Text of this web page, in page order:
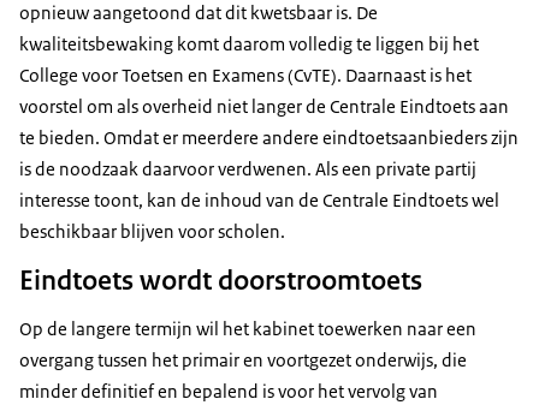
opnieuw aangetoond dat dit kwetsbaar is. De
kwaliteitsbewaking komt daarom volledig te liggen bij het
College voor Toetsen en Examens (CvTE). Daarnaast is het
voorstel om als overheid niet langer de Centrale Eindtoets aan
te bieden. Omdat er meerdere andere eindtoetsaanbieders zijn
is de noodzaak daarvoor verdwenen. Als een private partij
interesse toont, kan de inhoud van de Centrale Eindtoets wel
beschikbaar blijven voor scholen.
Eindtoets wordt doorstroomtoets
Op de langere termijn wil het kabinet toewerken naar een
overgang tussen het primair en voortgezet onderwijs, die
minder definitief en bepalend is voor het vervolg van